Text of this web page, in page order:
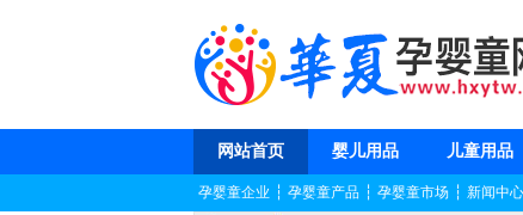
网站首页 婴儿用品 儿童用品
孕婴童企业 ┆ 孕婴童产品 ┆ 孕婴童市场 ┆ 新闻中心